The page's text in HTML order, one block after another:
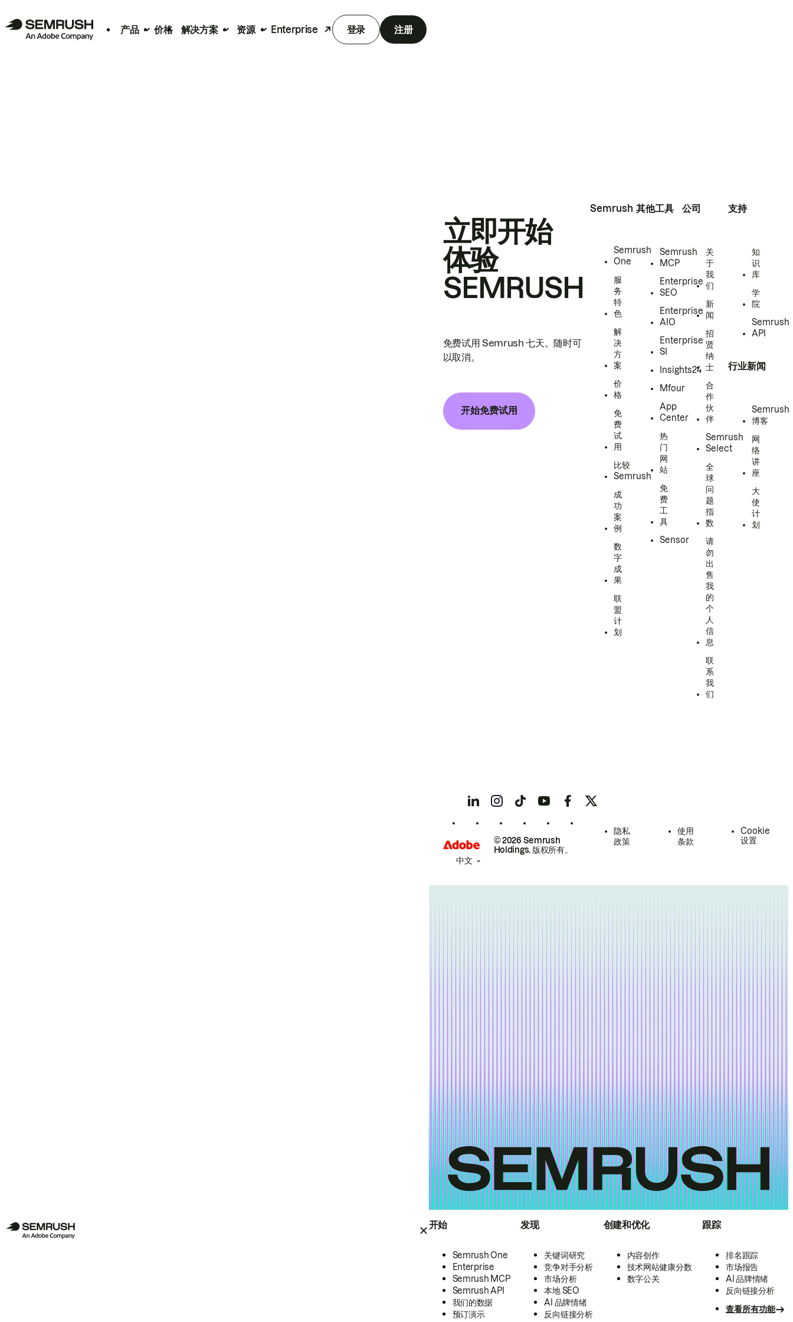
产品 价格 解决方案 资源 Enterprise 登录 注册
开始
Semrush One
Enterprise
Semrush MCP
Semrush API
我们的数据
预订演示
发现
关键词研究
竞争对手分析
市场分析
本地 SEO
AI 品牌情绪
反向链接分析
创建和优化
内容创作
技术网站健康分数
数字公关
跟踪
排名跟踪
市场报告
AI 品牌情绪
反向链接分析
查看所有功能
立即开始
体验
SEMRUSH
免费试用 Semrush 七天。随时可
以取消。
开始免费试用
Semrush
Semrush
One
服
务
特
色
解
决
方
案
价
格
免
费
试
用
比较
Semrush
成
功
案
例
数
字
成
果
联
盟
计
划
其他工具
Semrush
MCP
Enterprise
SEO
Enterprise
AIO
Enterprise
SI
Insights24
Mfour
App
Center
热
门
网
站
免
费
工
具
Sensor
公司
关
于
我
们
新
闻
招
贤
纳
士
合
作
伙
伴
Semrush
Select
全
球
问
题
指
数
请
勿
出
售
我
的
个
人
信
息
联
系
我
们
支持
知
识
库
学
院
Semrush
API
行业新闻
Semrush
博客
网
络
讲
座
大
使
计
划
© 2026 Semrush
Holdings. 版权所有。
隐私
政策
使用
条款
Cookie
设置
中文